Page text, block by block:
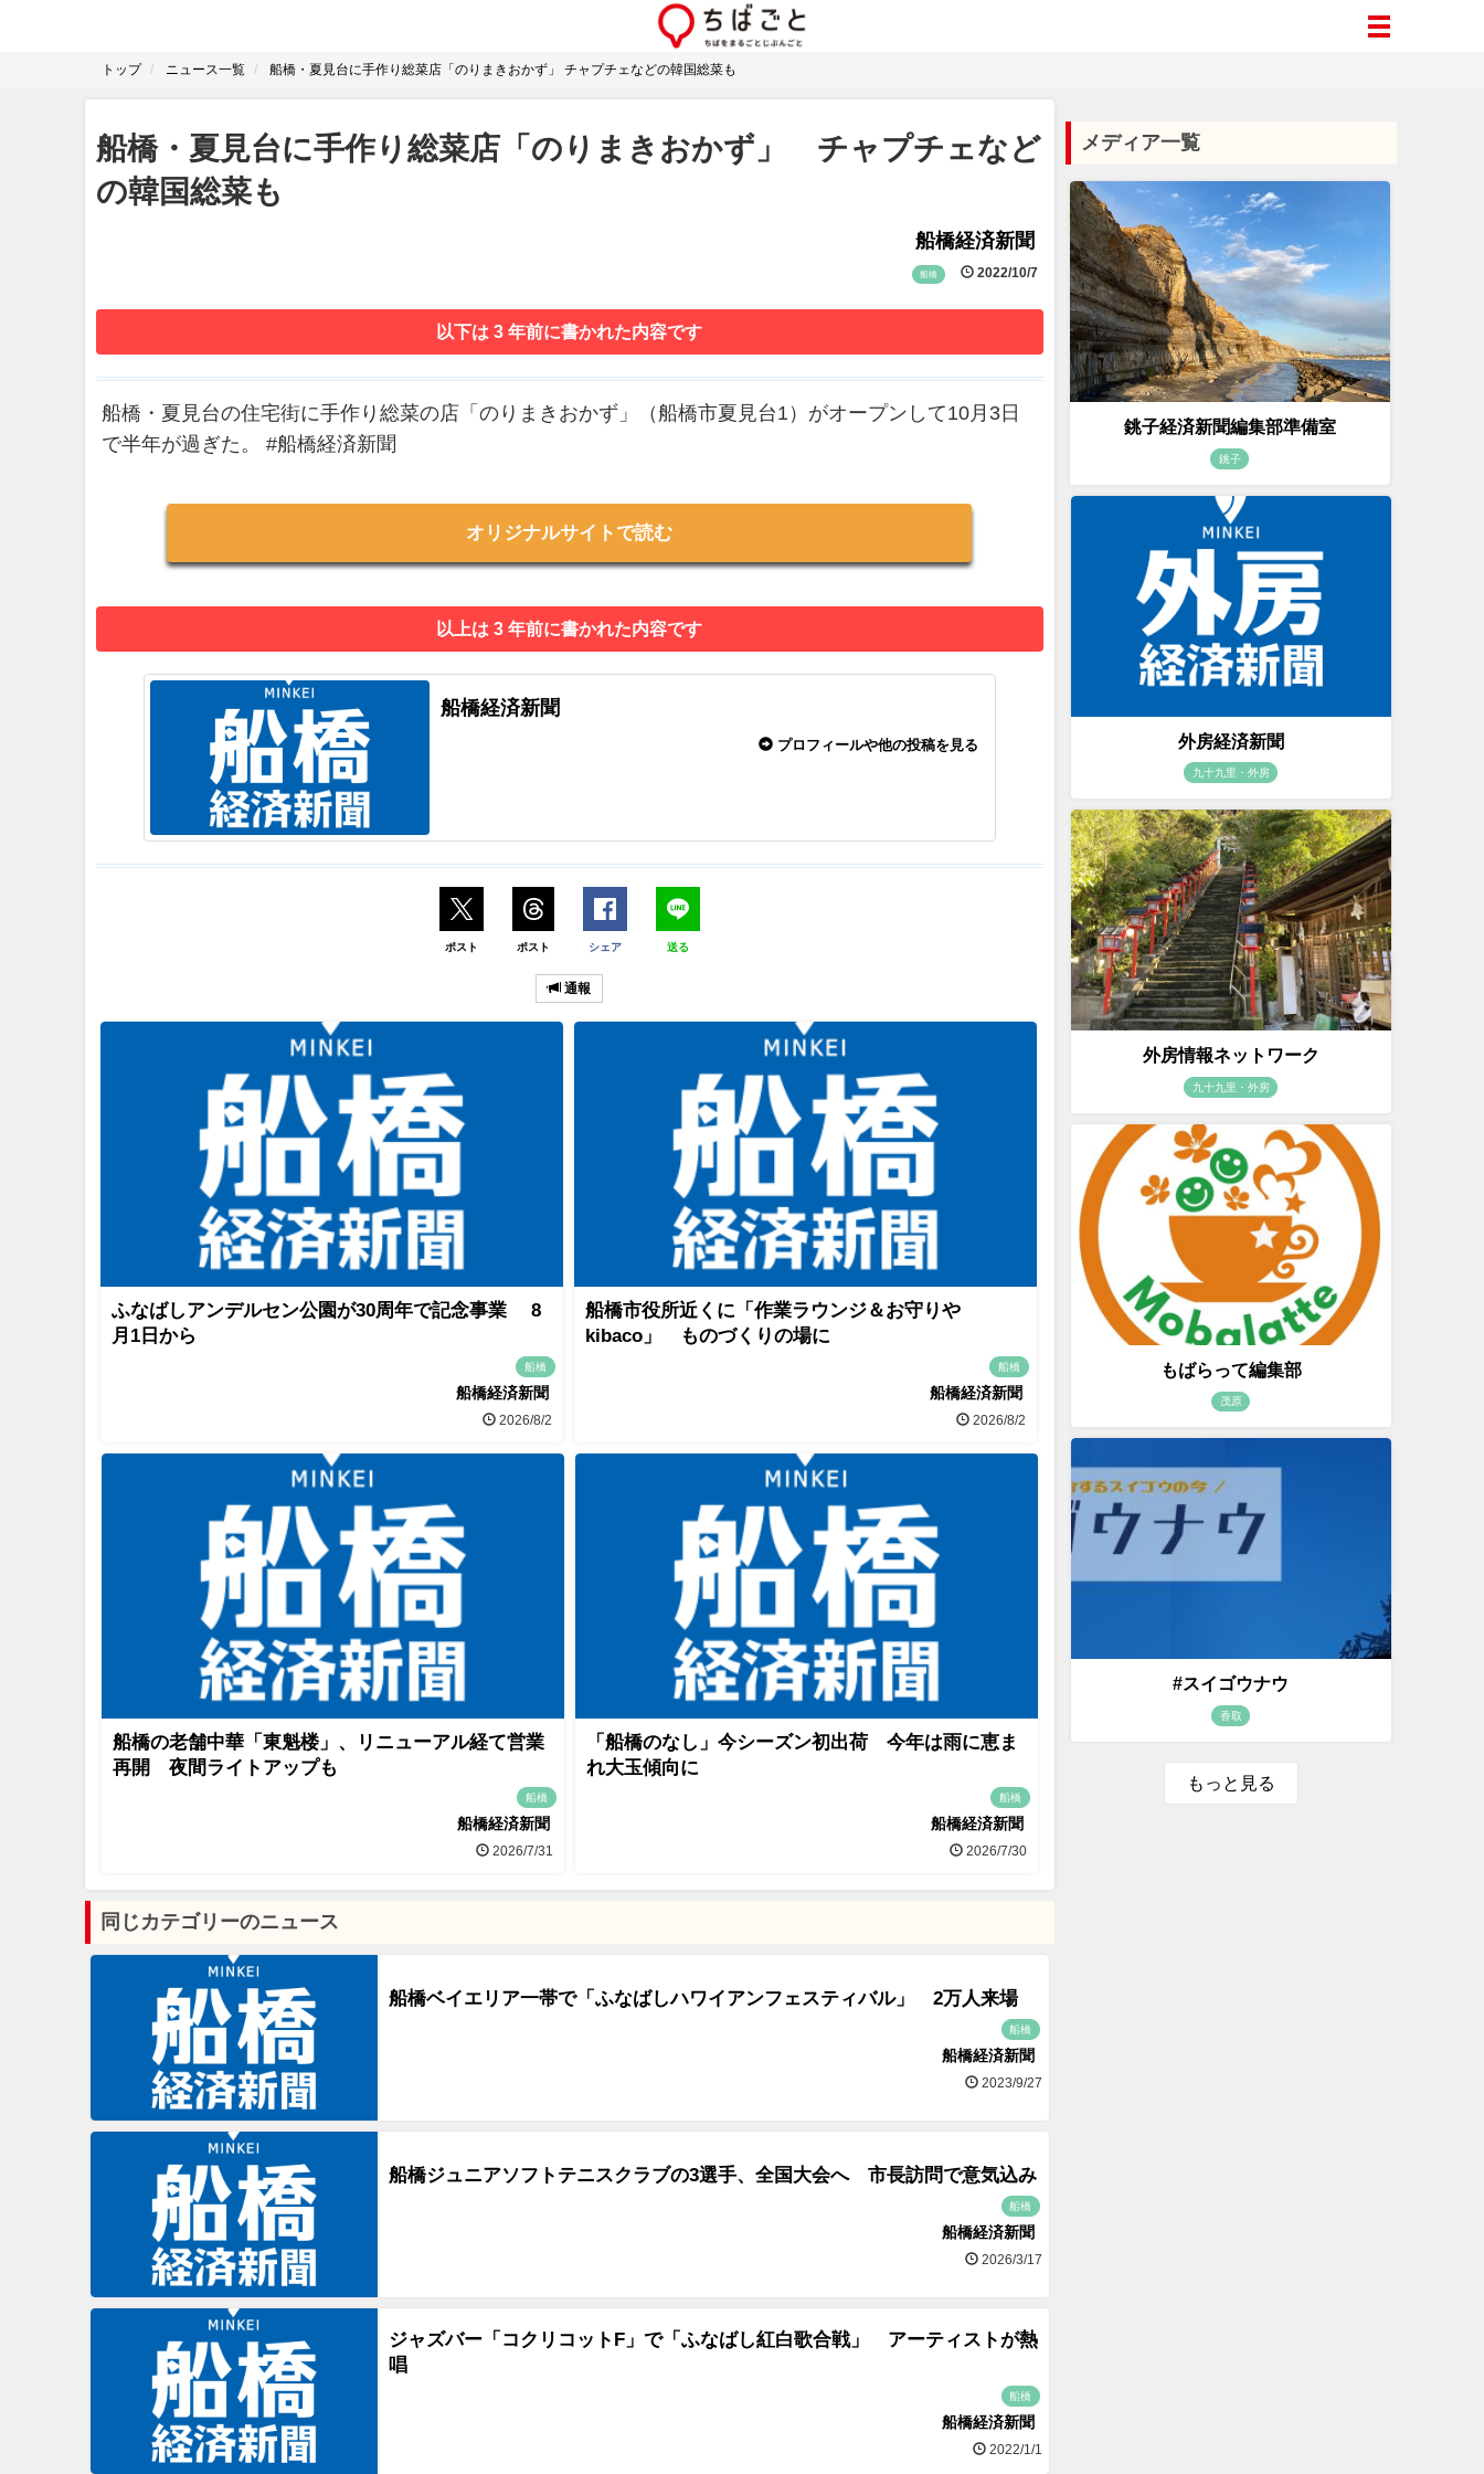
トップ ニュース一覧 船橋・夏見台に手作り総菜店「のりまきおかず」 チャプチェなどの韓国総菜も
船橋・夏見台に手作り総菜店「のりまきおかず」 チャプチェなど
の韓国総菜も
船橋経済新聞
船橋 2022/10/7
以下は 3 年前に書かれた内容です
船橋・夏見台の住宅街に手作り総菜の店「のりまきおかず」（船橋市夏見台1）がオープンして10月3日
で半年が過ぎた。 #船橋経済新聞
オリジナルサイトで読む
以上は 3 年前に書かれた内容です
船橋経済新聞
プロフィールや他の投稿を見る
ポスト ポスト シェア 送る
通報
ふなばしアンデルセン公園が30周年で記念事業 8
月1日から
船橋
船橋経済新聞
2026/8/2
船橋市役所近くに「作業ラウンジ＆お守りや
kibaco」 ものづくりの場に
船橋
船橋経済新聞
2026/8/2
船橋の老舗中華「東魁楼」、リニューアル経て営業
再開 夜間ライトアップも
船橋
船橋経済新聞
2026/7/31
「船橋のなし」今シーズン初出荷 今年は雨に恵ま
れ大玉傾向に
船橋
船橋経済新聞
2026/7/30
同じカテゴリーのニュース
船橋ベイエリア一帯で「ふなばしハワイアンフェスティバル」 2万人来場
船橋
船橋経済新聞
2023/9/27
船橋ジュニアソフトテニスクラブの3選手、全国大会へ 市長訪問で意気込み
船橋
船橋経済新聞
2026/3/17
ジャズバー「コクリコットF」で「ふなばし紅白歌合戦」 アーティストが熱
唱
船橋
船橋経済新聞
2022/1/1
メディア一覧
銚子経済新聞編集部準備室
銚子
外房経済新聞
九十九里・外房
外房情報ネットワーク
九十九里・外房
もばらって編集部
茂原
#スイゴウナウ
香取
もっと見る